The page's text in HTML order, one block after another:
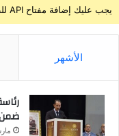
يجب عليك إضافة مفتاح API للطقس من خلال صفحة إعدادات القالب > الدمج
الأشهر
ضمن
مارس